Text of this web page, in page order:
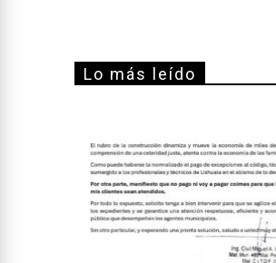
Lo más leído